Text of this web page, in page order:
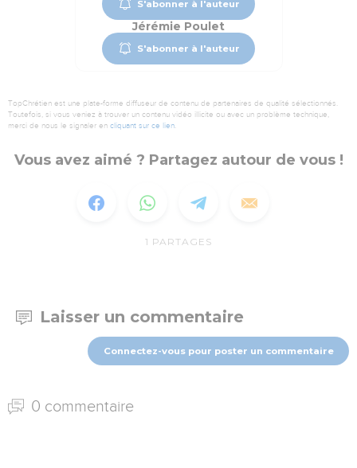
S'abonner à l'auteur
Jérémie Poulet
S'abonner à l'auteur
TopChrétien est une plate-forme diffuseur de contenu de partenaires de qualité sélectionnés.
Toutefois, si vous veniez à trouver un contenu vidéo illicite ou avec un problème technique,
merci de nous le signaler en cliquant sur ce lien.
Vous avez aimé ? Partagez autour de vous !
1 PARTAGES
Laisser un commentaire
Connectez-vous pour poster un commentaire
0 commentaire